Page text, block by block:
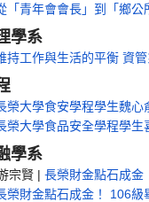
「青年會會長」到「鄉
學系
持工作與生活的平衡 資
榮大學食安學程學生魏
榮大學食品安全學程學
學系
宗賢 | 長榮財金點石成金
榮財金點石成金！ 106級